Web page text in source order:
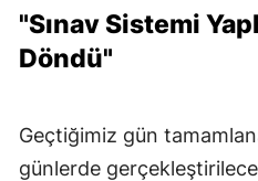
"Sınav Sistemi
Döndü"
Geçtiğimiz gün
günlerde